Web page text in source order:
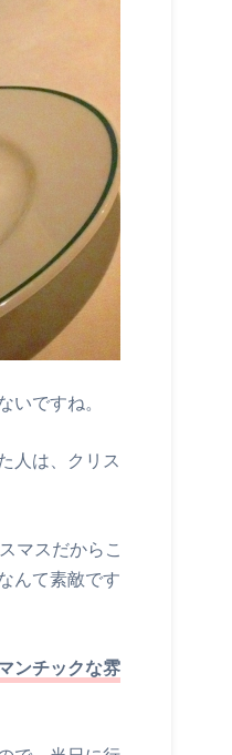
いですね。
人は、クリス
マスだからこ
んて素敵です
ンチックな雰